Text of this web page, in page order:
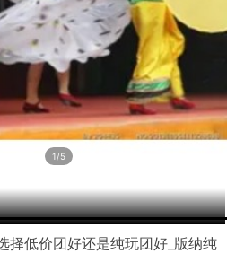
1/5
择低价团好还是纯玩团好_版纳纯